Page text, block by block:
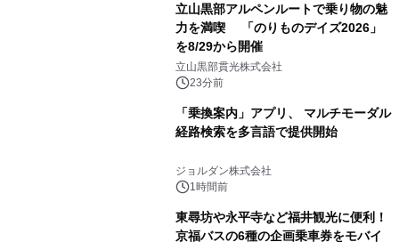
立山黒部アルペンルートで乗り物の魅
力を満喫 「のりものデイズ2026」
を8/29から開催
立山黒部貫光株式会社
23分前
「乗換案内」アプリ、 マルチモーダル
経路検索を多言語で提供開始
ジョルダン株式会社
1時間前
東尋坊や永平寺など福井観光に便利！
京福バスの6種の企画乗車券をモバイ